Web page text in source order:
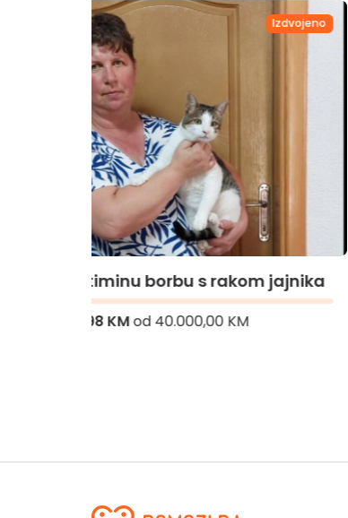
Za Đemilino liječenje
4.628,11 KMod60.000,00 KM